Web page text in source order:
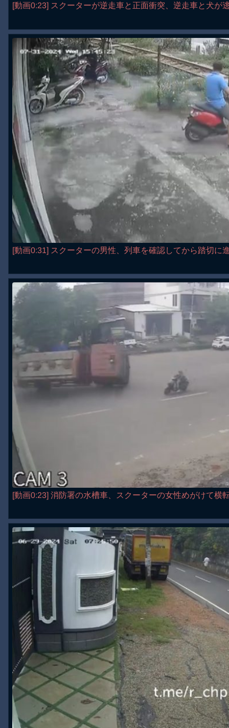
[動画0:23] スクーターが逆走車と正面衝突、逆走車と犬が
[動画0:31] スクーターの男性、列車を確認してから踏切に
[動画0:23] 消防署の水槽車、スクーターの女性めがけて横